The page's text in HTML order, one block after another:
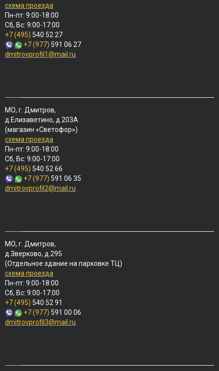
схема проезда
Пн-пт: 9:00-18:00
Сб, Вс: 9:00-17:00
+7 (495) 540 52 27
+7 (977) 591 06 27
dmitrovprofil1@mail.ru
МО, г. Дмитров,
д.Елизаветино, д.203А
(магазин «Светофор»)
схема проезда
Пн-пт: 9:00-18:00
Сб, Вс: 9:00-17:00
+7 (495) 540 52 66
+7 (977) 591 06 35
dmitrovprofil2@mail.ru
МО, г. Дмитров,
д.Зверково, д.295
(Отдельное здание на парковке ТЦ)
схема проезда
Пн-пт: 9:00-18:00
Сб, Вс: 9:00-17:00
+7 (495) 540 52 91
+7 (977) 591 00 06
dmitrovprofil3@mail.ru